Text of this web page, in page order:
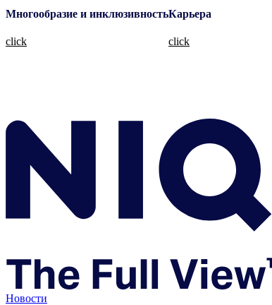
Многообразие и инклюзивность
click
Карьера
click
Новости